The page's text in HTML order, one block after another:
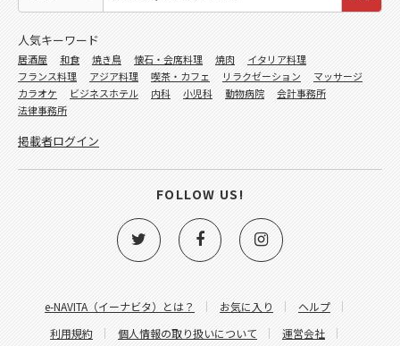
e-NAVITA（イーナビタ）とは？ お気に入り
ヘルプ
利用規約
個人情報の取り扱いについて 運営会社
人気キーワード
居酒屋 和食 焼き鳥 懐石・会席料理 焼肉
イタリア料理
フランス料理
アジア料理 喫茶・カフェ リラクゼーション
マッサージ
カラオケ
ビジネスホテル 内科 小児科 動物病院
会計事務所
法律事務所
掲載者ログイン
FOLLOW US!